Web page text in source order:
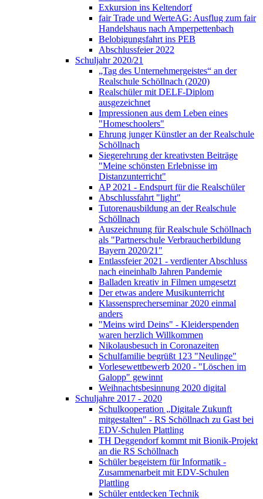
Exkursion ins Keltendorf
fair Trade und WerteAG: Ausflug zum fair
Handelshaus nach Amperpettenbach
Belobigungsfahrt ins PEB
Abschlussfeier 2022
Schuljahr 2020/21
„Tag des Unternehmergeistes“ an der
Realschule Schöllnach (2020)
Realschüler mit DELF-Diplom
ausgezeichnet
Impressionen aus dem Leben eines
"Homeschoolers"
Ehrung junger Künstler an der Realschule
Schöllnach
Siegerehrung der kreativsten Beiträge
"Meine schönsten Erlebnisse im
Distanzunterricht"
AP 2021 - Endspurt für die Realschüler
Abschlussfahrt "light"
Tutorenausbildung an der Realschule
Schöllnach
Auszeichnung für Realschule Schöllnach
als "Partnerschule Verbraucherbildung
Bayern 2020/21"
Entlassfeier 2021 - verdienter Abschluss
nach eineinhalb Jahren Pandemie
Balladen kreativ in Filmen umgesetzt
Der etwas andere Musikunterricht
Klassensprecherseminar 2020 einmal
anders
"Meins wird Deins" - Kleiderspenden
waren herzlich Willkommen
Nikolausbesuch in Coronazeiten
Schulfamilie begrüßt 123 "Neulinge"
Vorlesewettbewerb 2020 - "Löschen im
Galopp" gewinnt
Weihnachtsbesinnung 2020 digital
Schuljahre 2017 - 2020
Schulkooperation „Digitale Zukunft
mitgestalten" - RS Schöllnach zu Gast bei
EDV-Schulen Plattling
TH Deggendorf kommt mit Bionik-Projekt
an die RS Schöllnach
Schüler begeistern für Informatik -
Zusammenarbeit mit EDV-Schulen
Plattling
Schüler entdecken Technik